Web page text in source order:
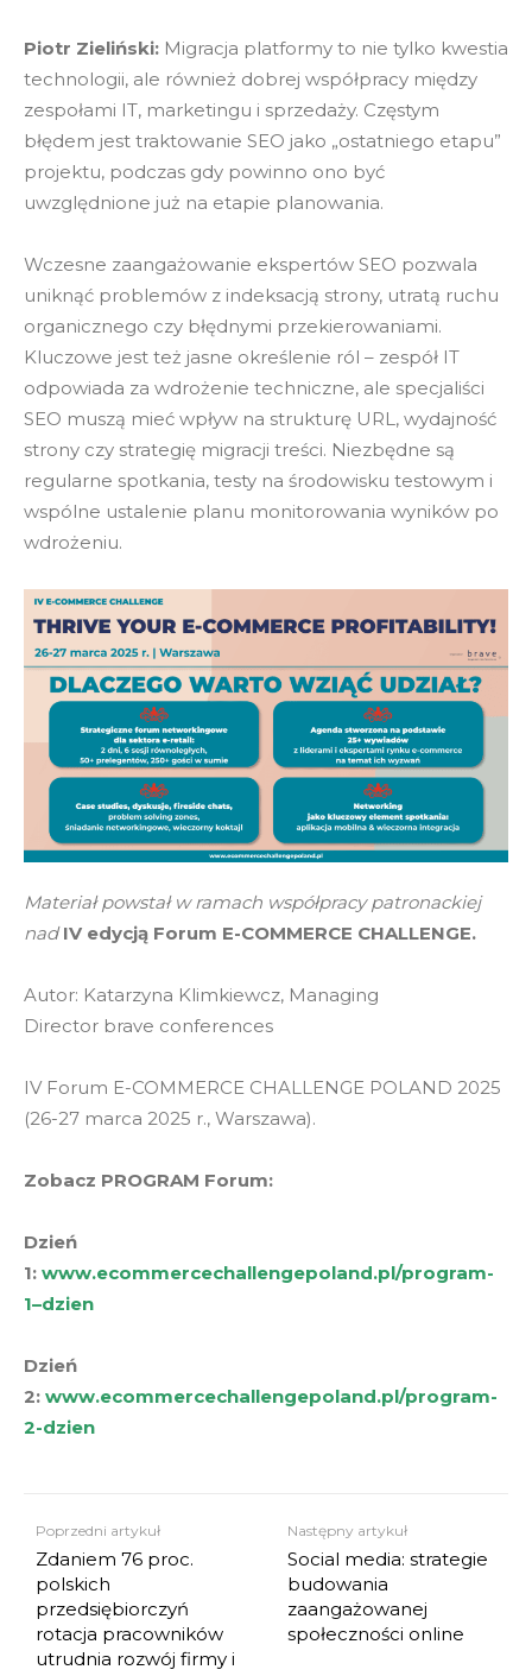
Piotr Zieliński: Migracja platformy to nie tylko kwestia
technologii, ale również dobrej współpracy między
zespołami IT, marketingu i sprzedaży. Częstym
błędem jest traktowanie SEO jako „ostatniego etapu”
projektu, podczas gdy powinno ono być
uwzględnione już na etapie planowania.
Wczesne zaangażowanie ekspertów SEO pozwala
uniknąć problemów z indeksacją strony, utratą ruchu
organicznego czy błędnymi przekierowaniami.
Kluczowe jest też jasne określenie ról – zespół IT
odpowiada za wdrożenie techniczne, ale specjaliści
SEO muszą mieć wpływ na strukturę URL, wydajność
strony czy strategię migracji treści. Niezbędne są
regularne spotkania, testy na środowisku testowym i
wspólne ustalenie planu monitorowania wyników po
wdrożeniu.
Materiał powstał w ramach współpracy patronackiej
nadIV edycją Forum E-COMMERCE CHALLENGE.
Autor: Katarzyna Klimkiewcz, Managing
Director brave conferences
IV Forum E-COMMERCE CHALLENGE POLAND 2025
(26-27 marca 2025 r., Warszawa).
Zobacz PROGRAM Forum:
Dzień
1: www.ecommercechallengepoland.pl/program-
1–dzien
Dzień
2: www.ecommercechallengepoland.pl/program-
2-dzien
Poprzedni artykuł
Zdaniem 76 proc.
polskich
przedsiębiorczyń
rotacja pracowników
utrudnia rozwój firmy i
Następny artykuł
Social media: strategie
budowania
zaangażowanej
społeczności online